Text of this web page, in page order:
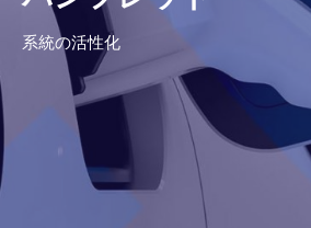
Insights
About us
系統の活性化